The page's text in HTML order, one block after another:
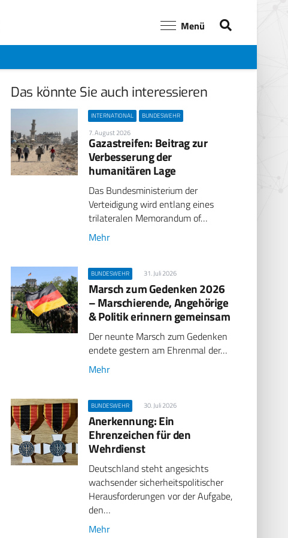
Menü
Das könnte Sie auch interessieren
INTERNATIONAL BUNDESWEHR
7. August 2026
Gazastreifen: Beitrag zur
Verbesserung der
humanitären Lage
Das Bundesministerium der
Verteidigung wird entlang eines
trilateralen Memorandum of…
Mehr
BUNDESWEHR 31. Juli 2026
Marsch zum Gedenken 2026
– Marschierende, Angehörige
& Politik erinnern gemeinsam
Der neunte Marsch zum Gedenken
endete gestern am Ehrenmal der…
Mehr
BUNDESWEHR 30. Juli 2026
Anerkennung: Ein
Ehrenzeichen für den
Wehrdienst
Deutschland steht angesichts
wachsender sicherheitspolitischer
Herausforderungen vor der Aufgabe,
den…
Mehr